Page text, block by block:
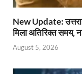
New Update:
मिला अतिरिक्त समय,
August 5, 2026